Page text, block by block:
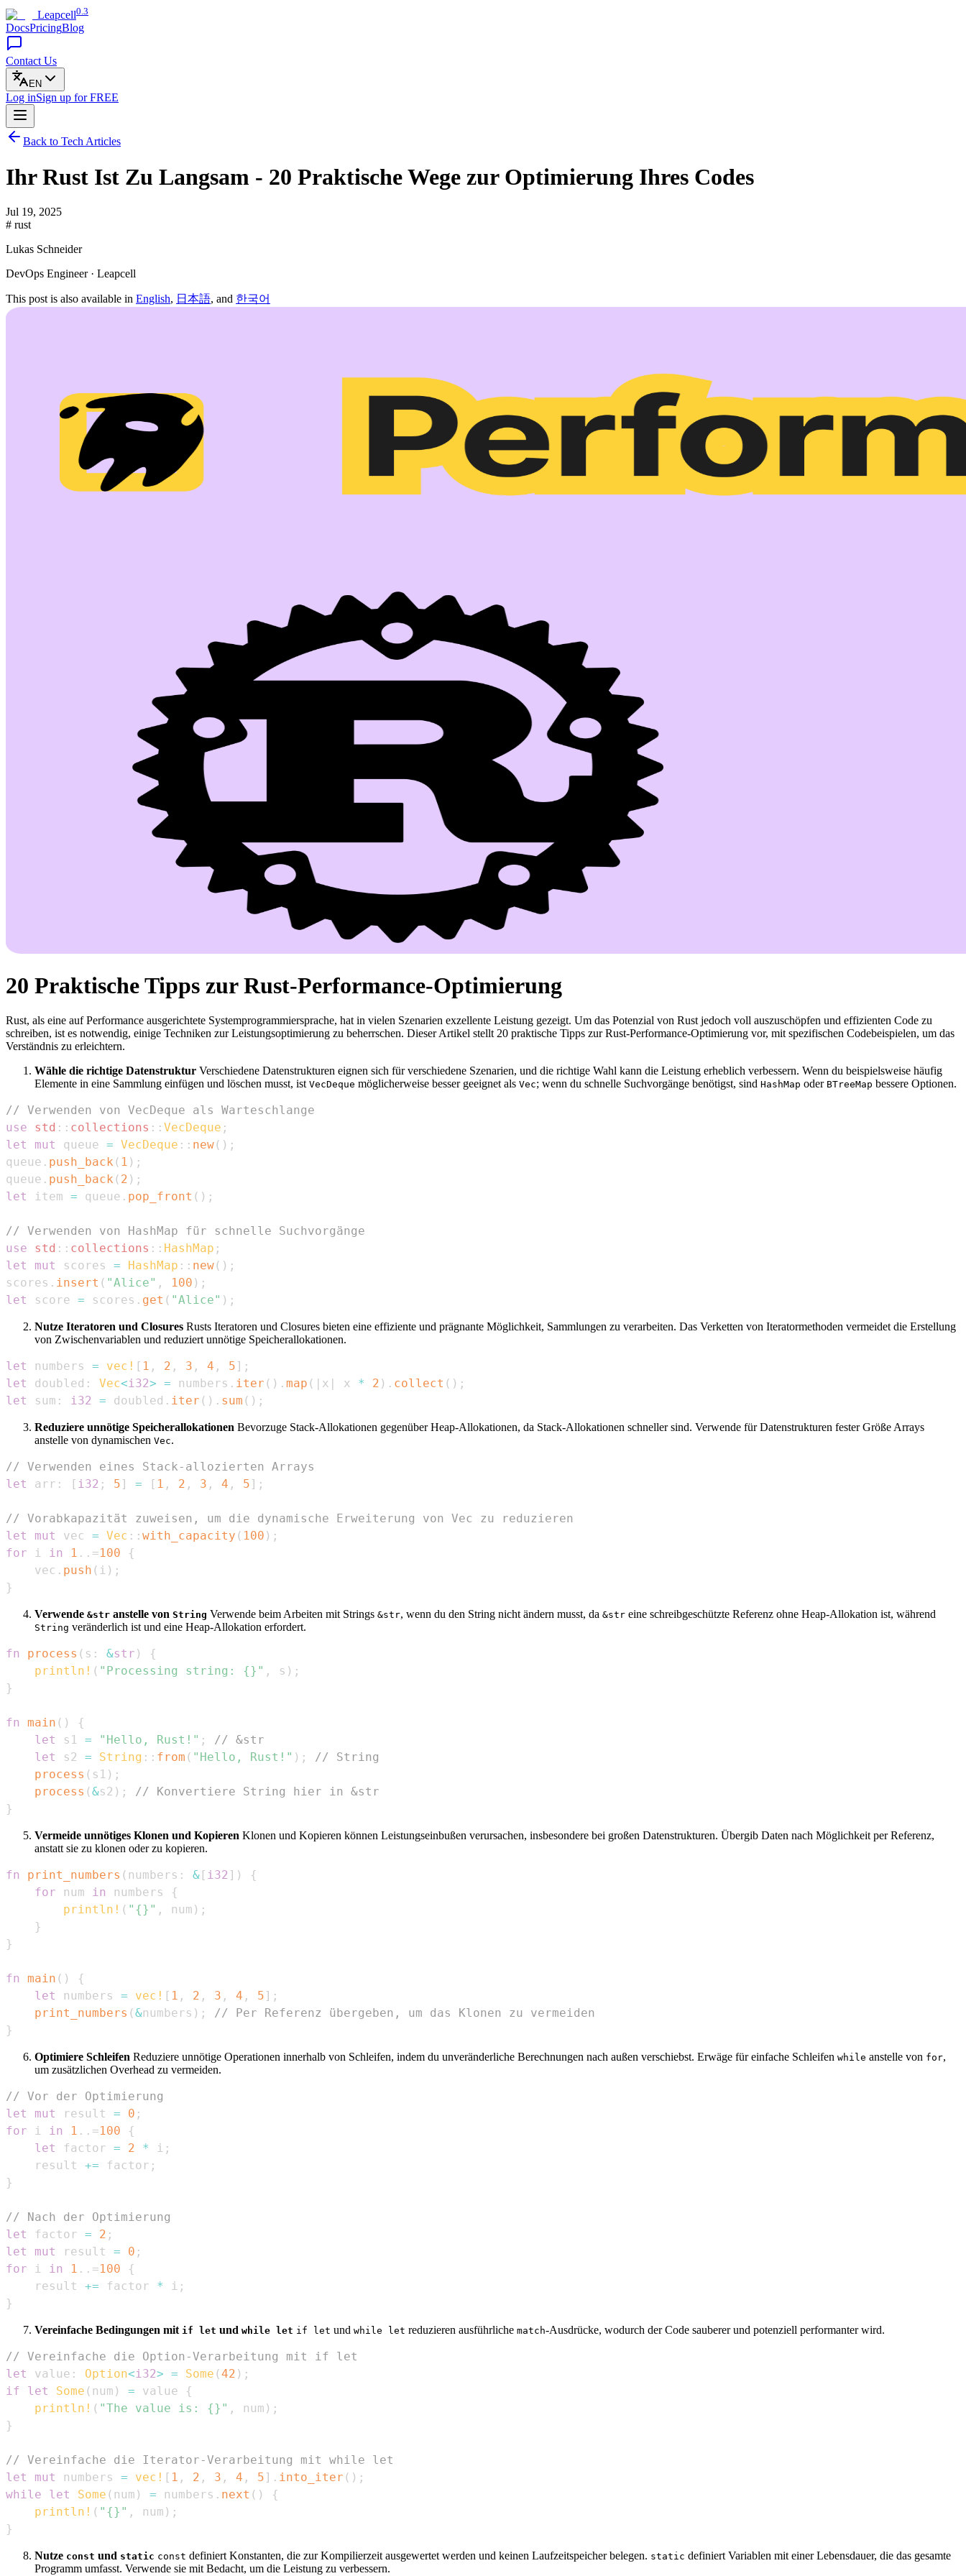
Leapcell0.3
DocsPricingBlog
Contact Us
EN
Log inSign up for FREE
Back to Tech Articles
Ihr Rust Ist Zu Langsam - 20 Praktische Wege zur Optimierung Ihres Codes
Jul 19, 2025
# rust
Lukas Schneider
DevOps Engineer · Leapcell
This post is also available in English, 日本語, and 한국어
20 Praktische Tipps zur Rust-Performance-Optimierung
Rust, als eine auf Performance ausgerichtete Systemprogrammiersprache, hat in vielen Szenarien exzellente Leistung gezeigt. Um das Potenzial von Rust jedoch voll auszuschöpfen und effizienten Code zu
schreiben, ist es notwendig, einige Techniken zur Leistungsoptimierung zu beherrschen. Dieser Artikel stellt 20 praktische Tipps zur Rust-Performance-Optimierung vor, mit spezifischen Codebeispielen, um das
Verständnis zu erleichtern.
Wähle die richtige Datenstruktur Verschiedene Datenstrukturen eignen sich für verschiedene Szenarien, und die richtige Wahl kann die Leistung erheblich verbessern. Wenn du beispielsweise häufig
Elemente in eine Sammlung einfügen und löschen musst, ist VecDeque möglicherweise besser geeignet als Vec; wenn du schnelle Suchvorgänge benötigst, sind HashMap oder BTreeMap bessere Optionen.
// Verwenden von VecDeque als Warteschlange
use
std :: collections :: VecDeque ;
let
mut queue = VecDeque :: new( ) ;
queue . push_back ( 1 ) ;
queue . push_back ( 2 ) ;
let
item = queue . pop_front ( ) ;
// Verwenden von HashMap für schnelle Suchvorgänge
use
std :: collections :: HashMap ;
let
mut scores = HashMap :: new( ) ;
scores . insert ( "Alice" , 100 ) ;
let
score = scores . get ( "Alice" ) ;
Nutze Iteratoren und Closures Rusts Iteratoren und Closures bieten eine effiziente und prägnante Möglichkeit, Sammlungen zu verarbeiten. Das Verketten von Iteratormethoden vermeidet die Erstellung
von Zwischenvariablen und reduziert unnötige Speicherallokationen.
let numbers = vec! [ 1 , 2 , 3 , 4 , 5 ] ;
let
doubled : Vec<i32> = numbers . iter ( ) . map ( | x | x * 2 ) . collect ( ) ;
let
sum : i32 = doubled . iter ( ) . sum ( ) ;
Reduziere unnötige Speicherallokationen Bevorzuge Stack-Allokationen gegenüber Heap-Allokationen, da Stack-Allokationen schneller sind. Verwende für Datenstrukturen fester Größe Arrays
anstelle von dynamischen Vec.
// Verwenden eines Stack-allozierten Arrays
let
arr : [ i32 ; 5 ] = [ 1 , 2 , 3 , 4 , 5 ] ;
// Vorabkapazität zuweisen, um die dynamische Erweiterung von Vec zu reduzieren
let
mut vec = Vec :: with_capacity ( 100 ) ;
for i in 1 ..=100
{
    vec
. push ( i ) ;
}
Verwende &str anstelle von String Verwende beim Arbeiten mit Strings &str, wenn du den String nicht ändern musst, da &str eine schreibgeschützte Referenz ohne Heap-Allokation ist, während
String veränderlich ist und eine Heap-Allokation erfordert.
fn process ( s : &str )
{
println! ( "Processing string: {}" , s ) ;
}
fn main ( )
{
let
s1 = "Hello, Rust!" ;
// &str
let
s2 = String :: from ( "Hello, Rust!" ) ;
// String
process ( s1 ) ;
process (&s2 ) ;
// Konvertiere String hier in &str
}
Vermeide unnötiges Klonen und Kopieren Klonen und Kopieren können Leistungseinbußen verursachen, insbesondere bei großen Datenstrukturen. Übergib Daten nach Möglichkeit per Referenz,
anstatt sie zu klonen oder zu kopieren.
fn print_numbers ( numbers : & [ i32 ] )
{
for num in numbers
{
println! ( "{}" , num ) ;
}
}
fn main ( )
{
let
numbers = vec! [ 1 , 2 , 3 , 4 , 5 ] ;
print_numbers (&numbers ) ;
// Per Referenz übergeben, um das Klonen zu vermeiden
}
Optimiere Schleifen Reduziere unnötige Operationen innerhalb von Schleifen, indem du unveränderliche Berechnungen nach außen verschiebst. Erwäge für einfache Schleifen while anstelle von for,
um zusätzlichen Overhead zu vermeiden.
// Vor der Optimierung
let
mut result = 0 ;
for i in 1 ..=100
{
let
factor = 2 * i ;
    result
+= factor ;
}
// Nach der Optimierung
let
factor = 2 ;
let
mut result = 0 ;
for i in 1 ..=100
{
    result
+= factor * i ;
}
Vereinfache Bedingungen mit if let und while let if let und while let reduzieren ausführliche match-Ausdrücke, wodurch der Code sauberer und potenziell performanter wird.
// Vereinfache die Option-Verarbeitung mit if let
let
value : Option<i32> = Some (42 ) ;
if
let Some ( num ) = value
{
println! ( "The value is: {}" , num ) ;
}
// Vereinfache die Iterator-Verarbeitung mit while let
let
mut numbers = vec! [ 1 , 2 , 3 , 4 , 5 ] . into_iter ( ) ;
while
let Some ( num ) = numbers . next ( )
{
println! ( "{}" , num ) ;
}
Nutze const und static const definiert Konstanten, die zur Kompilierzeit ausgewertet werden und keinen Laufzeitspeicher belegen. static definiert Variablen mit einer Lebensdauer, die das gesamte
Programm umfasst. Verwende sie mit Bedacht, um die Leistung zu verbessern.